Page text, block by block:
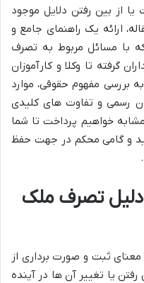
از بین رفتن دلایل موجود
ارائه یک راهنمای جامع و
با مسائل مربوط به تصرف
گرفته تا وکلا و کارآموزان
بررسی مفهوم حقوقی، موارد
رسمی و تفاوت های کلیدی
خواهیم پرداخت تا شما
و گامی محکم در جهت حفظ
تصرف ملک
معنای ثبت و صورت برداری از
یا تغییر آن ها در آینده